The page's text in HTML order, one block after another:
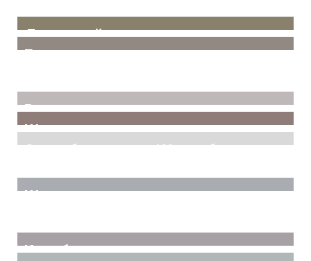
Для детей
Букеты из шаров
Выписка из роддома
Шары под потолок
Оскорбительные / Хвалебные
Шары гиганты
Коробка сюрприз